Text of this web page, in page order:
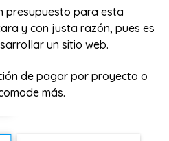
presupuesto para esta
y con justa razón, pues es
un sitio web.
de pagar por proyecto o
más.